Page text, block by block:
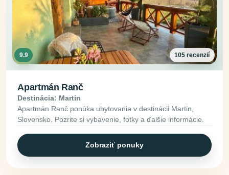
9.9 105 recenzií
Apartmán Ranč
Destinácia: Martin
Apartmán Ranč ponúka ubytovanie v destinácii Martin,
Slovensko. Pozrite si vybavenie, fotky a ďalšie informácie.
Zobraziť ponuky